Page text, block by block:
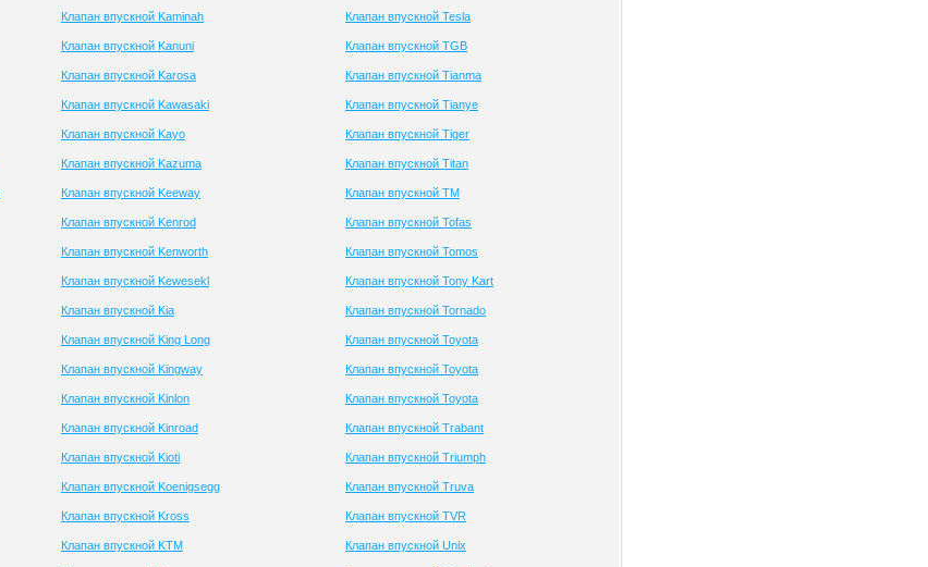
Клапан впускной Kaminah
Клапан впускной Kanuni
Клапан впускной Karosa
Клапан впускной Kawasaki
Клапан впускной Kayo
Клапан впускной Kazuma
Клапан впускной Keeway
Клапан впускной Kenrod
Клапан впускной Kenworth
Клапан впускной Kewesekl
Клапан впускной Kia
Клапан впускной King Long
Клапан впускной Kingway
Клапан впускной Kinlon
Клапан впускной Kinroad
Клапан впускной Kioti
Клапан впускной Koenigsegg
Клапан впускной Kross
Клапан впускной KTM
Клапан впускной Tesla
Клапан впускной TGB
Клапан впускной Tianma
Клапан впускной Tianye
Клапан впускной Tiger
Клапан впускной Titan
Клапан впускной TM
Клапан впускной Tofas
Клапан впускной Tomos
Клапан впускной Tony Kart
Клапан впускной Tornado
Клапан впускной Toyota
Клапан впускной Toyota
Клапан впускной Toyota
Клапан впускной Trabant
Клапан впускной Triumph
Клапан впускной Truva
Клапан впускной TVR
Клапан впускной Unix